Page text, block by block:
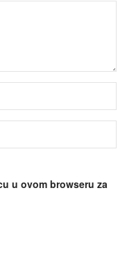
u ovom browseru za